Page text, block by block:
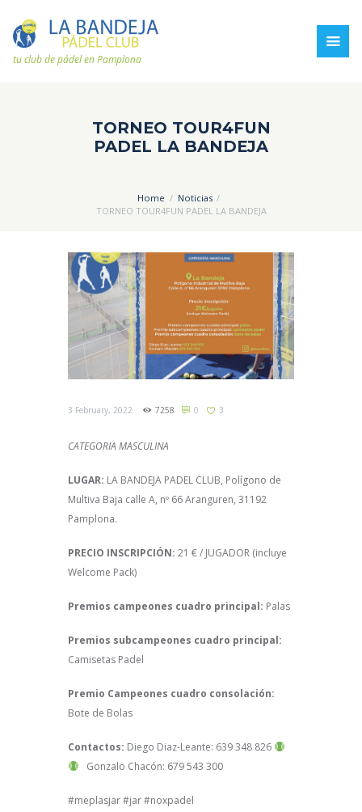
tu club de pádel en Pamplona
TORNEO TOUR4FUN
PADEL LA BANDEJA
Home
Noticias
TORNEO TOUR4FUN PADEL LA BANDEJA
3 February, 2022 7258 0 3
CATEGORIA MASCULINA
LUGAR: LA BANDEJA PADEL CLUB, Polígono de
Multiva Baja calle A, nº 66 Aranguren, 31192
Pamplona.
PRECIO INSCRIPCIÓN: 21 € / JUGADOR (incluye
Welcome Pack)
Premios campeones cuadro principal: Palas
Premios subcampeones cuadro principal:
Camisetas Padel
Premio Campeones cuadro consolación:
Bote de Bolas
Contactos: Diego Diaz-Leante: 639 348 826
Gonzalo Chacón: 679 543 300
#meplasjar #jar #noxpadel